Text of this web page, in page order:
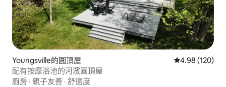
Youngsville的圓頂屋 從 120 則評價
4.98 (120)
配有按摩浴池的河濱圓頂屋
廚房 · 親子友善 · 舒適度